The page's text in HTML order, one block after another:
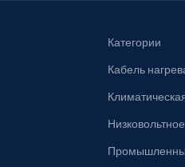
Категории
Кабель